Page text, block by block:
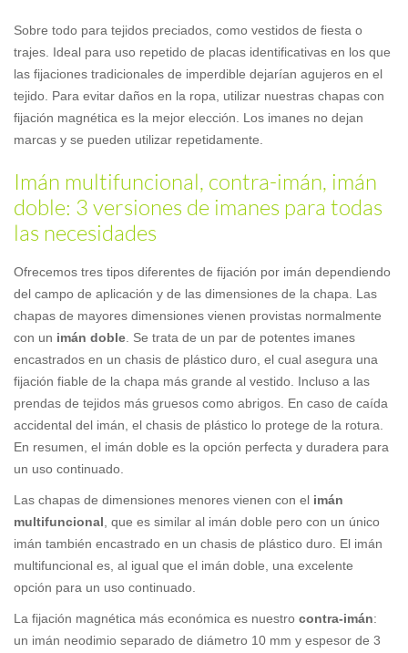
Sobre todo para tejidos preciados, como vestidos de fiesta o
trajes. Ideal para uso repetido de placas identificativas en los que
las fijaciones tradicionales de imperdible dejarían agujeros en el
tejido. Para evitar daños en la ropa, utilizar nuestras chapas con
fijación magnética es la mejor elección. Los imanes no dejan
marcas y se pueden utilizar repetidamente.
Imán multifuncional, contra-imán, imán
doble: 3 versiones de imanes para todas
las necesidades
Ofrecemos tres tipos diferentes de fijación por imán dependiendo
del campo de aplicación y de las dimensiones de la chapa. Las
chapas de mayores dimensiones vienen provistas normalmente
con un imán doble . Se trata de un par de potentes imanes
encastrados en un chasis de plástico duro, el cual asegura una
fijación fiable de la chapa más grande al vestido. Incluso a las
prendas de tejidos más gruesos como abrigos. En caso de caída
accidental del imán, el chasis de plástico lo protege de la rotura.
En resumen, el imán doble es la opción perfecta y duradera para
un uso continuado.
Las chapas de dimensiones menores vienen con el imán
multifuncional , que es similar al imán doble pero con un único
imán también encastrado en un chasis de plástico duro. El imán
multifuncional es, al igual que el imán doble, una excelente
opción para un uso continuado.
La fijación magnética más económica es nuestro contra-imán:
un imán neodimio separado de diámetro 10 mm y espesor de 3